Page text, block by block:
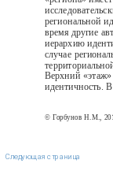
региональной
время другие
иерархию
случае
Верхний «этаж»
идентичность.
© Горбунов Н.М.,
Следующая страница